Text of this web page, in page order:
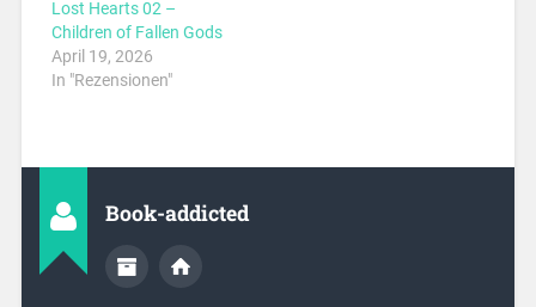
Lost Hearts 02 –
Children of Fallen Gods
April 19, 2026
In "Rezensionen"
Book-addicted